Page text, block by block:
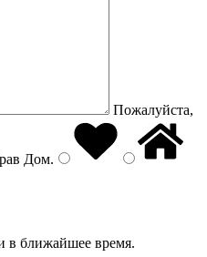
Пожалуйста,
Дом.
в ближайшее время.